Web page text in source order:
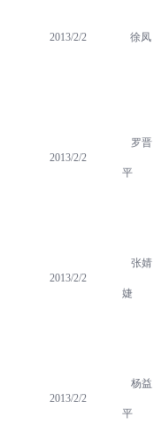
2013/2/2 徐凤
2013/2/2
罗晋
平
2013/2/2
张婧
婕
2013/2/2
杨益
平